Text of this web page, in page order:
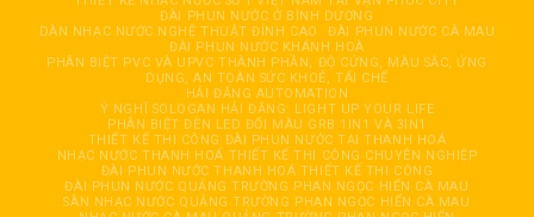
ĐÀI PHUN NƯỚC Ở BÌNH DƯƠNG
DÀN NHẠC NƯỚC NGHỆ THUẬT ĐỈNH CAO
ĐÀI PHUN NƯỚC CÀ MAU
ĐÀI PHUN NƯỚC KHÁNH HOÀ
PHÂN BIỆT PVC VÀ UPVC THÀNH PHẦN, ĐỘ CỨNG, MÀU SẮC, ỨNG
DỤNG, AN TOÀN SỨC KHOẺ, TÁI CHẾ
HẢI ĐĂNG AUTOMATION
Ý NGHĨ SOLOGAN HẢI ĐĂNG: LIGHT UP YOUR LIFE
PHÂN BIỆT ĐÈN LED ĐỔI MÀU GRB 1IN1 VÀ 3IN1
THIẾT KẾ THI CÔNG ĐÀI PHUN NƯỚC TẠI THANH HOÁ
NHẠC NƯỚC THANH HOÁ THIẾT KẾ THI CÔNG CHUYÊN NGHIỆP
ĐÀI PHUN NƯỚC THANH HOÁ THIẾT KẾ THI CÔNG
ĐÀI PHUN NƯỚC QUẢNG TRƯỜNG PHAN NGỌC HIỂN CÀ MAU
SÀN NHẠC NƯỚC QUẢNG TRƯỜNG PHAN NGỌC HIỂN CÀ MAU